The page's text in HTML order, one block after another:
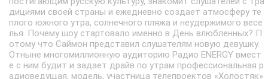
дициями своей страны и ежедневно создает атмосферу те
плого южного утра, солнечного пляжа и неудержимого весе
лья. Почему шоу стартовало именно в День влюбленных? П
отому что Саймон представил слушателям новую девушку.
Отныне многомиллионную аудиторию Радио ENERGY вмест
е с ним будит и задает драйв по утрам профессиональная р
адиоведущая, модель, участница телепроектов «Холостяк»